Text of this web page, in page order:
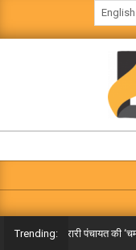
to
BIHAR
AAPTAK
Navigation
Menu
Trending:
तक पहुंची गरारी पंचायत की ‘चमक’